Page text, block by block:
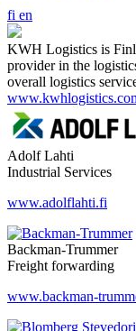
fi en
KWH Logistics is
provider in the
overall logistics
Adolf Lahti
Industrial Services
www.adolflahti.fi
Backman-Trummer
Freight forwarding
www.backman-